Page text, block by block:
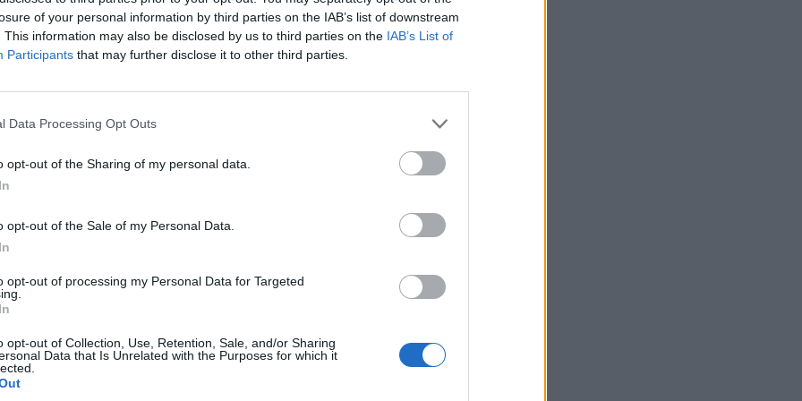
of your personal information by third parties on the IAB’s list of downstream
This information may also be disclosed by us to third parties on the IAB’s List of
Participants that may further disclose it to other third parties.
Data Processing Opt Outs
opt-out of the Sharing of my personal data.
opt-out of the Sale of my Personal Data.
opt-out of processing my Personal Data for Targeted
opt-out of Collection, Use, Retention, Sale, and/or Sharing
Data that Is Unrelated with the Purposes for which it
:
το βιβλίο του Δημήτρη Κατσαφάνα
ποιήματα της Αναστασίας Κόκκινου και
«Εν Κρυπτώ», ενώ ποιήματά της θα
Παναγιώτα Λάσκαρη.
εκπαιδευτικοί του Μουσικού Σχολείου
και Θοδωρής Σαμαράς (βιόλα).
του 1ου ΓΕΛ Σπάρτης Μαρία Μηνακάκη
Μυρσίνης Πολυμενάκου.
Κέντρο Δήμου Σπάρτης (Ισόγειο της
την Πέμπτη 21 Μαρτίου 2019, ώρα 19:00.